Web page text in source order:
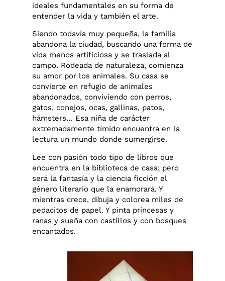
ideales fundamentales en su forma de
entender la vida y también el arte.
Siendo todavía muy pequeña, la familia
abandona la ciudad, buscando una forma de
vida menos artificiosa y se traslada al
campo. Rodeada de naturaleza, comienza
su amor por los animales. Su casa se
convierte en refugio de animales
abandonados, conviviendo con perros,
gatos, conejos, ocas, gallinas, patos,
hámsters… Esa niña de carácter
extremadamente tímido encuentra en la
lectura un mundo donde sumergirse.
Lee con pasión todo tipo de libros que
encuentra en la biblioteca de casa; pero
será la fantasía y la ciencia ficción el
género literario que la enamorará. Y
mientras crece, dibuja y colorea miles de
pedacitos de papel. Y pinta princesas y
ranas y sueña con castillos y con bosques
encantados.